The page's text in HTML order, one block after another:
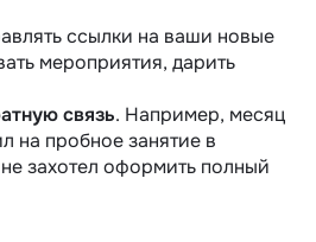
ссылки на ваши новые
мероприятия, дарить
связь. Например, месяц
на пробное занятие в
захотел оформить полный